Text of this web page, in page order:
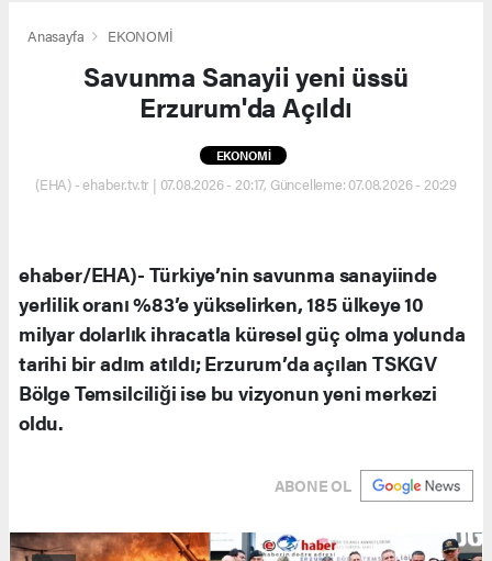
Anasayfa EKONOMİ
Savunma Sanayii yeni üssü
Erzurum'da Açıldı
EKONOMİ
(EHA) - ehaber.tv.tr | 07.08.2026 - 20:17, Güncelleme: 07.08.2026 - 20:29
ehaber/EHA)- Türkiye’nin savunma sanayiinde
yerlilik oranı %83’e yükselirken, 185 ülkeye 10
milyar dolarlık ihracatla küresel güç olma yolunda
tarihi bir adım atıldı; Erzurum’da açılan TSKGV
Bölge Temsilciliği ise bu vizyonun yeni merkezi
oldu.
ABONE OL